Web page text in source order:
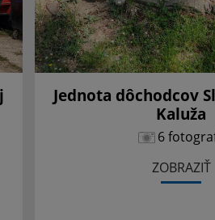
Jednota dôchodcov
Kaluža
6
ZOBRAZIŤ